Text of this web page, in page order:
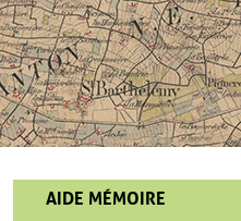
AIDE MÉMOIRE